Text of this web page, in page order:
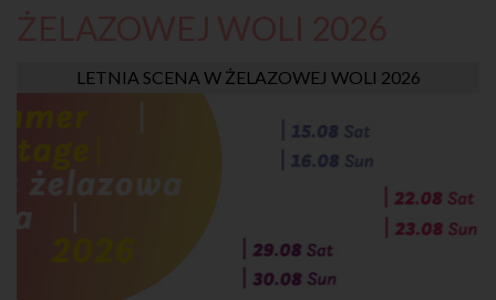
LETNIA SCENA W ŻELAZOWEJ WOLI 2026